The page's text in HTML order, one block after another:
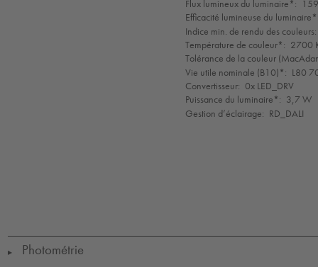
mode
Flux lumineux du luminaire*:
Efficacité lumineuse du
Indice min. de rendu des couleurs:
Température de couleur*: 2700
Tolérance de la couleur
Vie utile nominale (B10)*: L80
Convertisseur: 0x LED_DRV
Puissance du luminaire*: 3,7 W
Gestion d’éclairage: RD_DALI
▶ Photométrie